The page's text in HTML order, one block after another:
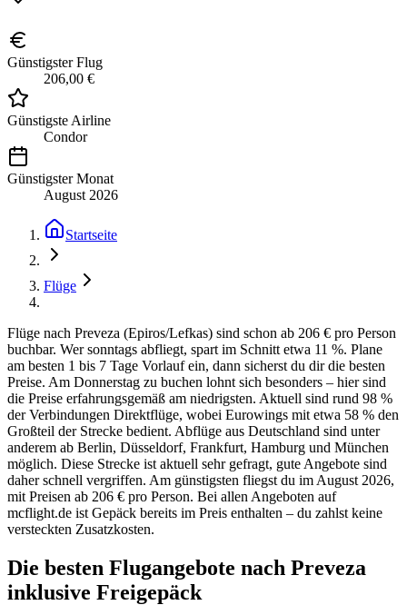
Günstigster Flug
206,00 €
Günstigste Airline
Condor
Günstigster Monat
August 2026
Startseite
Flüge
Flüge nach Preveza (Epiros/Lefkas) sind schon ab 206 € pro Person
buchbar. Wer sonntags abfliegt, spart im Schnitt etwa 11 %. Plane
am besten 1 bis 7 Tage Vorlauf ein, dann sicherst du dir die besten
Preise. Am Donnerstag zu buchen lohnt sich besonders – hier sind
die Preise erfahrungsgemäß am niedrigsten. Aktuell sind rund 98 %
der Verbindungen Direktflüge, wobei Eurowings mit etwa 58 % den
Großteil der Strecke bedient. Abflüge aus Deutschland sind unter
anderem ab Berlin, Düsseldorf, Frankfurt, Hamburg und München
möglich. Diese Strecke ist aktuell sehr gefragt, gute Angebote sind
daher schnell vergriffen. Am günstigsten fliegst du im August 2026,
mit Preisen ab 206 € pro Person. Bei allen Angeboten auf
mcflight.de ist Gepäck bereits im Preis enthalten – du zahlst keine
versteckten Zusatzkosten.
Die besten Flugangebote nach Preveza
inklusive Freigepäck